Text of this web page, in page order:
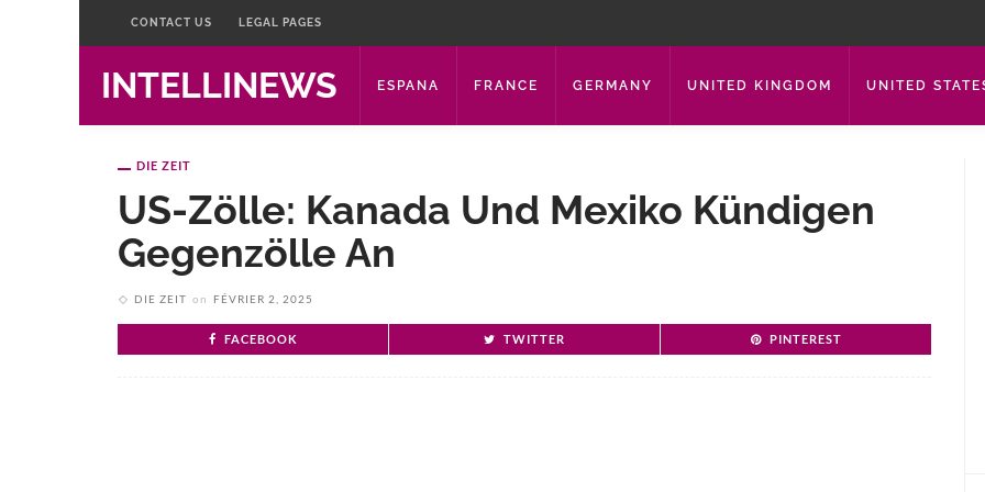
CONTACT US LEGAL PAGES
INTELLINEWS ESPANA FRANCE GERMANY UNITED KINGDOM UNITED
DIE ZEIT
US-Zölle: Kanada Und Mexiko Kündigen
Gegenzölle An
DIE ZEIT on FÉVRIER 2, 2025
FACEBOOK TWITTER PINTEREST